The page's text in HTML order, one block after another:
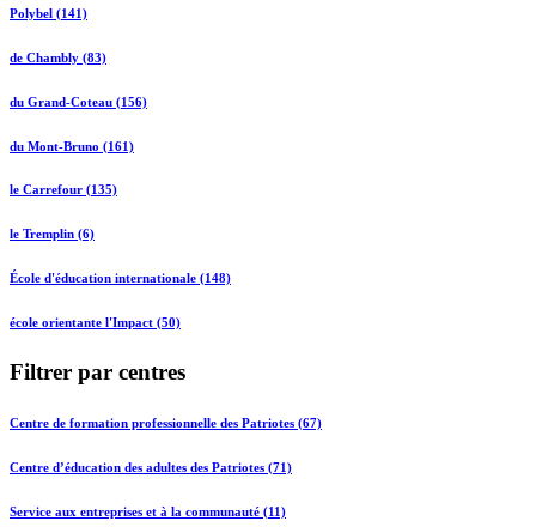
Polybel (141)
de Chambly (83)
du Grand-Coteau (156)
du Mont-Bruno (161)
le Carrefour (135)
le Tremplin (6)
École d'éducation internationale (148)
école orientante l'Impact (50)
Filtrer par centres
Centre de formation professionnelle des Patriotes (67)
Centre d’éducation des adultes des Patriotes (71)
Service aux entreprises et à la communauté (11)